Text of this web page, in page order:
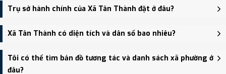
Xã Tân Thành được thành lập trên cơ sở sáp nhập Không sáp
nhập.
Trụ sở hành chính của Xã Tân Thành đặt ở đâu?
Trụ sở hành chính mới của Xã Tân Thành đặt tại UBND xã Tân
Thành (cũ) - trung tâm khu vực thuận tiện giao thông.
Xã Tân Thành có diện tích và dân số bao nhiêu?
Xã Tân Thành có Diện tích: 89.77 km², Dân số: 5,513 người, Mật độ
dân số: Khoảng 61.41 người/km²
Tôi có thể tìm bản đồ tương tác và danh sách xã phường ở
đâu?